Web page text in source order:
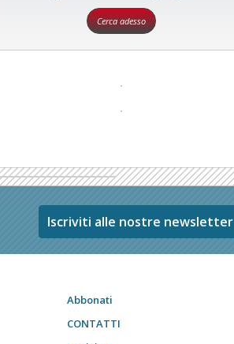
Cerca adesso
Iscriviti alle nostre newsletter
Abbonati
CONTATTI